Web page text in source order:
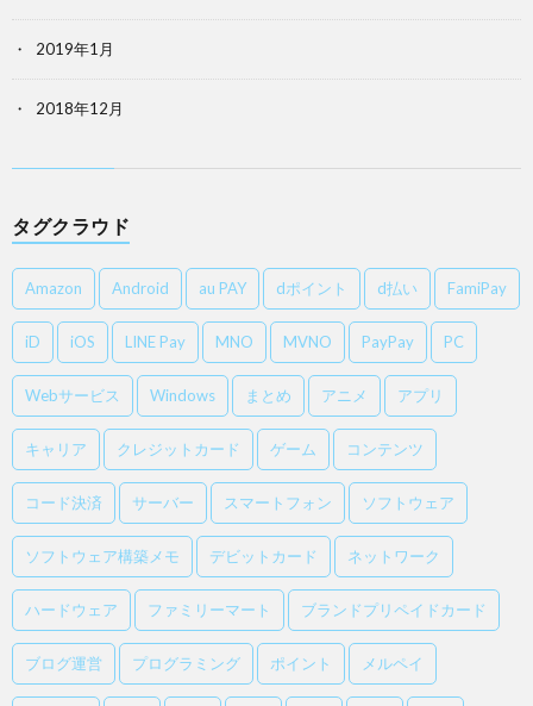
2019年1月
2018年12月
タグクラウド
Amazon Android au PAY dポイント d払い FamiPay
iD iOS LINE Pay MNO MVNO PayPay PC
Webサービス Windows まとめ アニメ アプリ
キャリア クレジットカード ゲーム コンテンツ
コード決済 サーバー スマートフォン ソフトウェア
ソフトウェア構築メモ デビットカード ネットワーク
ハードウェア ファミリーマート ブランドプリペイドカード
ブログ運営 プログラミング ポイント メルペイ